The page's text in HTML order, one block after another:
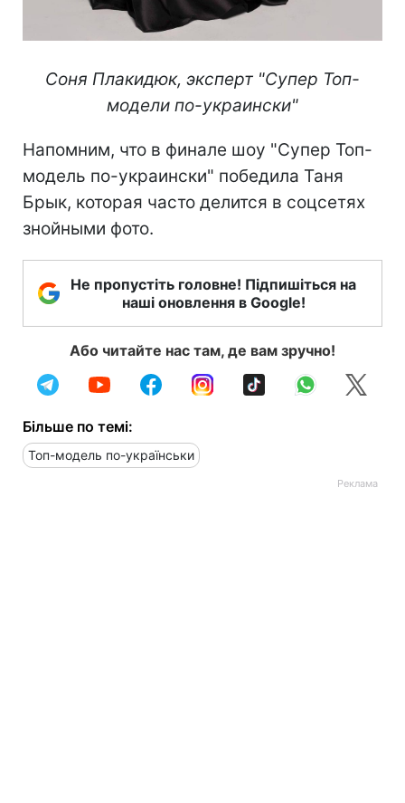
Соня Плакидюк, эксперт "Супер Топ-
модели по-украински"
Напомним, что в финале шоу "Супер Топ-
модель по-украински" победила Таня
Брык, которая часто делится в соцсетях
знойными фото.
Не пропустіть головне! Підпишіться на
наші оновлення в Google!
Або читайте нас там, де вам зручно!
Більше по темі:
Топ-модель по-українськи